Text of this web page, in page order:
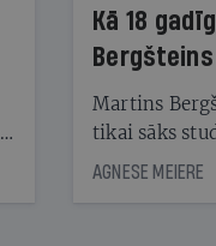
Kā 18
laika ziņu
Martins
tikai sāks
bet viņa
AGNESE MEIERE